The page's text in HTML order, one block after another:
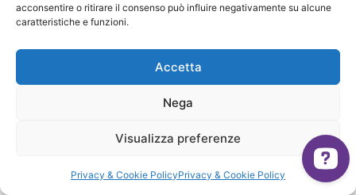
acconsentire o ritirare il consenso può influire negativamente su alcune
caratteristiche e funzioni.
Accetta
Nega
Visualizza preferenze
Privacy & Cookie PolicyPrivacy & Cookie Policy
LA VOCE DI CHI CI SEGUE
Un metodo amato da
migliaia di donne
Testimonianze raccolte dalla community del
Metodo Giusti e dell'app Combiyou.Inizia ora →